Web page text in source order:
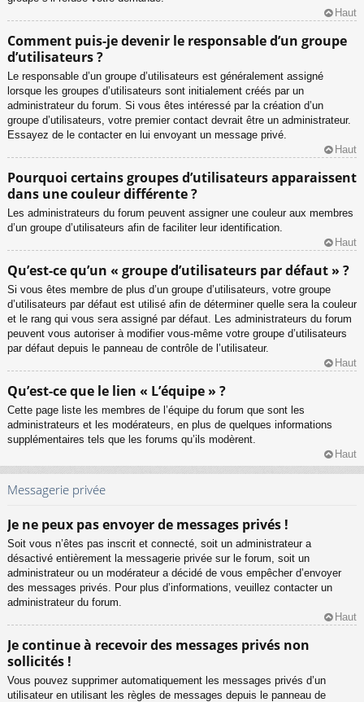
Haut
Comment puis-je devenir le responsable d’un groupe
d’utilisateurs ?
Le responsable d’un groupe d’utilisateurs est généralement assigné
lorsque les groupes d’utilisateurs sont initialement créés par un
administrateur du forum. Si vous êtes intéressé par la création d’un
groupe d’utilisateurs, votre premier contact devrait être un administrateur.
Essayez de le contacter en lui envoyant un message privé.
Haut
Pourquoi certains groupes d’utilisateurs apparaissent
dans une couleur différente ?
Les administrateurs du forum peuvent assigner une couleur aux membres
d’un groupe d’utilisateurs afin de faciliter leur identification.
Haut
Qu’est-ce qu’un « groupe d’utilisateurs par défaut » ?
Si vous êtes membre de plus d’un groupe d’utilisateurs, votre groupe
d’utilisateurs par défaut est utilisé afin de déterminer quelle sera la couleur
et le rang qui vous sera assigné par défaut. Les administrateurs du forum
peuvent vous autoriser à modifier vous-même votre groupe d’utilisateurs
par défaut depuis le panneau de contrôle de l’utilisateur.
Haut
Qu’est-ce que le lien « L’équipe » ?
Cette page liste les membres de l’équipe du forum que sont les
administrateurs et les modérateurs, en plus de quelques informations
supplémentaires tels que les forums qu’ils modèrent.
Haut
Messagerie privée
Je ne peux pas envoyer de messages privés !
Soit vous n’êtes pas inscrit et connecté, soit un administrateur a
désactivé entièrement la messagerie privée sur le forum, soit un
administrateur ou un modérateur a décidé de vous empêcher d’envoyer
des messages privés. Pour plus d’informations, veuillez contacter un
administrateur du forum.
Haut
Je continue à recevoir des messages privés non
sollicités !
Vous pouvez supprimer automatiquement les messages privés d’un
utilisateur en utilisant les règles de messages depuis le panneau de